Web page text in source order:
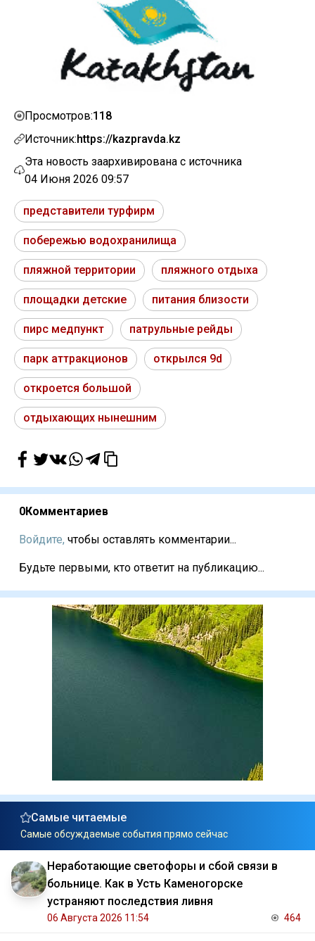
Просмотров:118
Источник:https://kazpravda.kz
Эта новость заархивирована с источника
04 Июня 2026 09:57
представители турфирм
побережью водохранилища
пляжной территории пляжного отдыха
площадки детские питания близости
пирс медпункт патрульные рейды
парк аттракционов открылся 9d
откроется большой
отдыхающих нынешним
0Комментариев
Войдите, чтобы оставлять комментарии...
Будьте первыми, кто ответит на публикацию...
Самые читаемые
Самые обсуждаемые события прямо сейчас
Неработающие светофоры и сбой связи в
больнице. Как в Усть Каменогорске
устраняют последствия ливня
06 Августа 2026 11:54 464